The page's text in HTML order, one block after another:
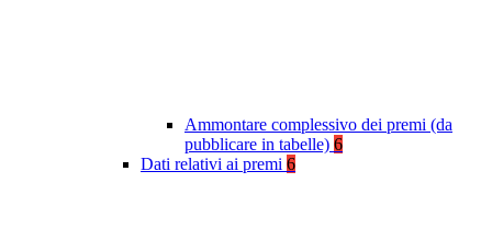
Ammontare complessivo dei premi (da
pubblicare in tabelle) 6
Dati relativi ai premi 6